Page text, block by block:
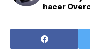
hacer